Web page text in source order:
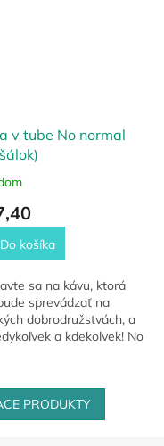
v tube No normal
Do košíka
sa na kávu, ktorá
sprevádzať na
dobrodružstvách, a
a kdekoľvek! No
na...
PRODUKTY